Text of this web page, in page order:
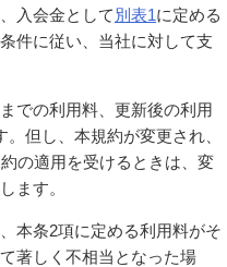
入会金として別表1に定める
件に従い、当社に対して支
での利用料、更新後の利用
但し、本規約が変更され、
の適用を受けるときは、変
ます。
本条2項に定める利用料がそ
著しく不相当となった場